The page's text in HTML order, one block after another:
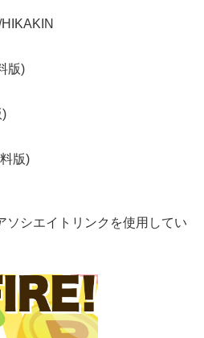
版)
)
版)
シエイトリンクを使用してい